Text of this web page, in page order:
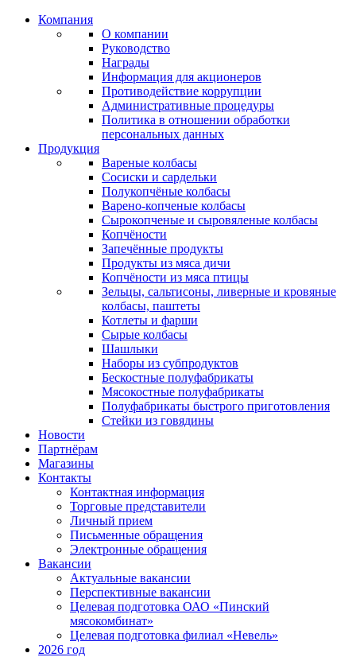
Компания
О компании
Руководство
Награды
Информация для акционеров
Противодействие коррупции
Административные процедуры
Политика в отношении обработки
персональных данных
Продукция
Вареные колбасы
Сосиски и сардельки
Полукопчёные колбасы
Варено-копченые колбасы
Сырокопченые и сыровяленые колбасы
Копчёности
Запечённые продукты
Продукты из мяса дичи
Копчёности из мяса птицы
Зельцы, сальтисоны, ливерные и кровяные
колбасы, паштеты
Котлеты и фарши
Сырые колбасы
Шашлыки
Наборы из субпродуктов
Бескостные полуфабрикаты
Мясокостные полуфабрикаты
Полуфабрикаты быстрого приготовления
Стейки из говядины
Новости
Партнёрам
Магазины
Контакты
Контактная информация
Торговые представители
Личный прием
Письменные обращения
Электронные обращения
Вакансии
Актуальные вакансии
Перспективные вакансии
Целевая подготовка ОАО «Пинский
мясокомбинат»
Целевая подготовка филиал «Невель»
2026 год